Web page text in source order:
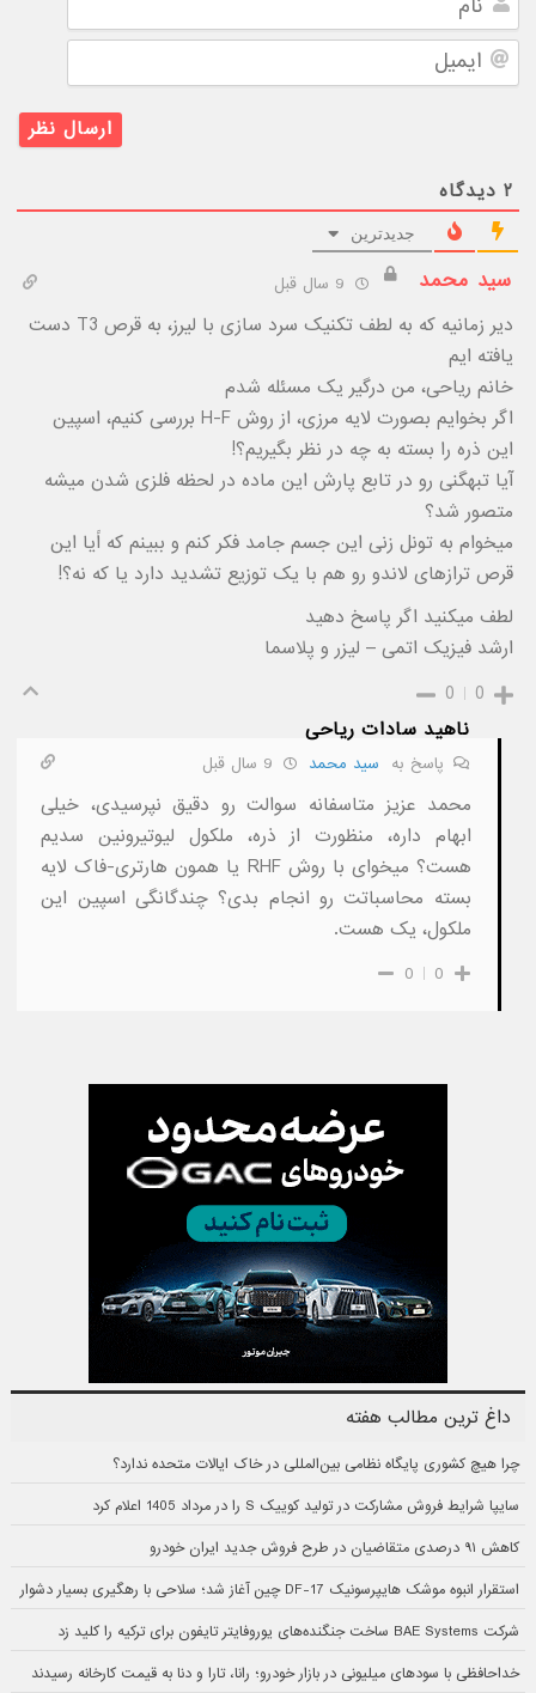
ایمیل
۲ دیدگاه
جدیدترین
سید محمد
دیر زمانیه که به لطف تکنیک سرد سازی با لیرز، به قرص T3 دست
یافته ایم
خانم ریاحی، من درگیر یک مسئله شدم
اگر بخوایم بصورت لایه مرزی، از روش H-F بررسی کنیم، اسپین
این ذره را بسته به چه در نظر بگیریم؟!
آیا تبهگنی رو در تابع پارش این ماده در لحظه فلزی شدن میشه
متصور شد؟
میخوام به تونل زنی این جسم جامد فکر کنم و ببینم که اًیا این
قرص ترازهای لاندو رو هم با یک توزیع تشدید دارد یا که نه؟!
لطف میکنید اگر پاسخ دهید
ارشد فیزیک اتمی – لیزر و پلاسما
0
0
ناهید سادات ریاحی
پاسخ به سید محمد
محمد عزیز متاسفانه سوالت رو دقیق نپرسیدی، خیلی
ابهام داره، منظورت از ذره، ملکول لیوتیرونین سدیم
هست؟ میخوای با روش RHF یا همون هارتری-فاک لایه
بسته محاسباتت رو انجام بدی؟ چندگانگی اسپین این
ملکول، یک هست.
0
0
داغ ترین مطالب هفته
چرا هیچ کشوری پایگاه نظامی بین‌المللی در خاک ایالات متحده ندارد؟
سایپا شرایط فروش مشارکت در تولید کوییک S را در مرداد 1405 اعلام کرد
کاهش ۹۱ درصدی متقاضیان در طرح فروش جدید ایران خودرو
استقرار انبوه موشک هایپرسونیک DF-17 چین آغاز شد؛ سلاحی با رهگیری بسیار دشوار
شرکت BAE Systems ساخت جنگنده‌های یوروفایتر تایفون برای ترکیه را کلید زد
خداحافظی با سودهای میلیونی در بازار خودرو؛ رانا، تارا و دنا به قیمت کارخانه رسیدند